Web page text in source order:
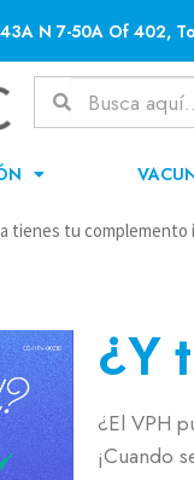
N 7-50A Of 402,
tienes tu complemento
¿Y
¿El VPH
¡Cuando